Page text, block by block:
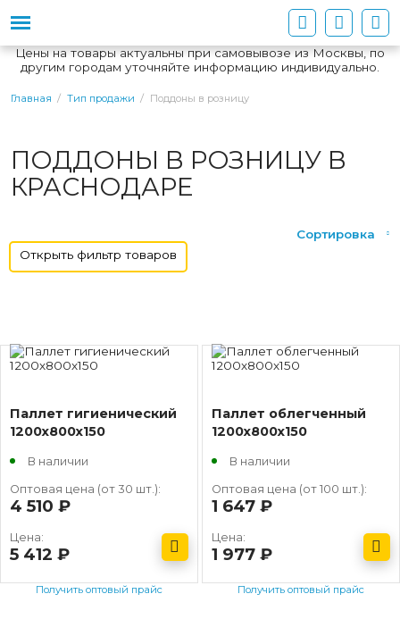
Цены на товары актуальны при самовывозе из Москвы, по
другим городам уточняйте информацию индивидуально.
Главная Тип продажи Поддоны в розницу
ПОДДОНЫ В РОЗНИЦУ В
КРАСНОДАРЕ
Сортировка
Открыть фильтр товаров
Паллет гигиенический
1200х800х150
В наличии
Оптовая цена (от 30 шт.):
4 510
Цена:
5 412
Получить оптовый прайс
Паллет облегченный
1200х800х150
В наличии
Оптовая цена (от 100 шт.):
1 647
Цена:
1 977
Получить оптовый прайс